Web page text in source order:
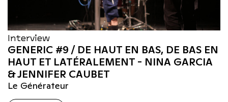
Interview
GENERIC #9 / DE HAUT EN BAS, DE BAS EN
HAUT ET LATÉRALEMENT - NINA GARCIA
& JENNIFER CAUBET
Le Générateur